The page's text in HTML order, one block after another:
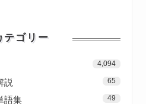
テゴリー
4,094
説 65
語集 49